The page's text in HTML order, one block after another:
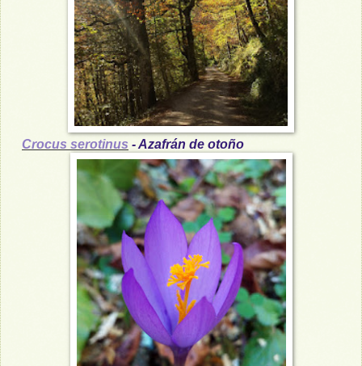
Crocus serotinus - Azafrán de otoño